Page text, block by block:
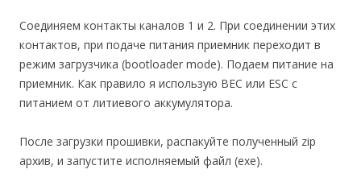
Соединяем контакты каналов 1 и 2. При соединении этих
контактов, при подаче питания приемник переходит в
режим загрузчика (bootloader mode). Подаем питание на
приемник. Как правило я использую BEC или ESC с
питанием от литиевого аккумулятора.
После загрузки прошивки, распакуйте полученный zip
архив, и запустите исполняемый файл (exe).